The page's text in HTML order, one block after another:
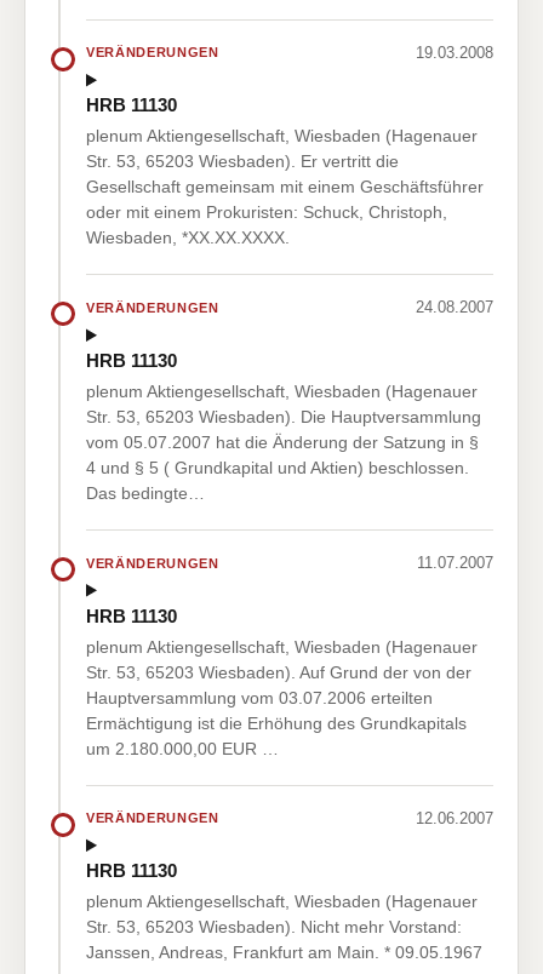
VERÄNDERUNGEN 19.03.2008
HRB 11130
plenum Aktiengesellschaft, Wiesbaden (Hagenauer
Str. 53, 65203 Wiesbaden). Er vertritt die
Gesellschaft gemeinsam mit einem Geschäftsführer
oder mit einem Prokuristen: Schuck, Christoph,
Wiesbaden, *XX.XX.XXXX.
VERÄNDERUNGEN 24.08.2007
HRB 11130
plenum Aktiengesellschaft, Wiesbaden (Hagenauer
Str. 53, 65203 Wiesbaden). Die Hauptversammlung
vom 05.07.2007 hat die Änderung der Satzung in §
4 und § 5 ( Grundkapital und Aktien) beschlossen.
Das bedingte…
VERÄNDERUNGEN 11.07.2007
HRB 11130
plenum Aktiengesellschaft, Wiesbaden (Hagenauer
Str. 53, 65203 Wiesbaden). Auf Grund der von der
Hauptversammlung vom 03.07.2006 erteilten
Ermächtigung ist die Erhöhung des Grundkapitals
um 2.180.000,00 EUR …
VERÄNDERUNGEN 12.06.2007
HRB 11130
plenum Aktiengesellschaft, Wiesbaden (Hagenauer
Str. 53, 65203 Wiesbaden). Nicht mehr Vorstand:
Janssen, Andreas, Frankfurt am Main. * 09.05.1967